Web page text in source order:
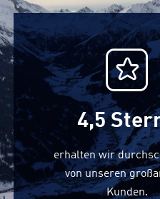
4,5
erhalten wir
von unseren
Kunden.